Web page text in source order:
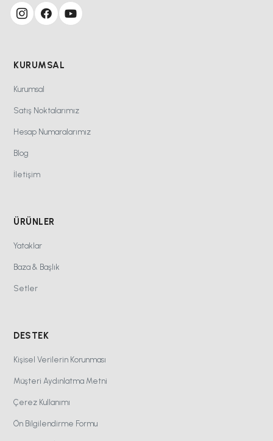
KURUMSAL
Kurumsal
Satış Noktalarımız
Hesap Numaralarımız
Blog
İletişim
ÜRÜNLER
Yataklar
Baza & Başlık
Setler
DESTEK
Kişisel Verilerin Korunması
Müşteri Aydınlatma Metni
Çerez Kullanımı
Ön Bilgilendirme Formu